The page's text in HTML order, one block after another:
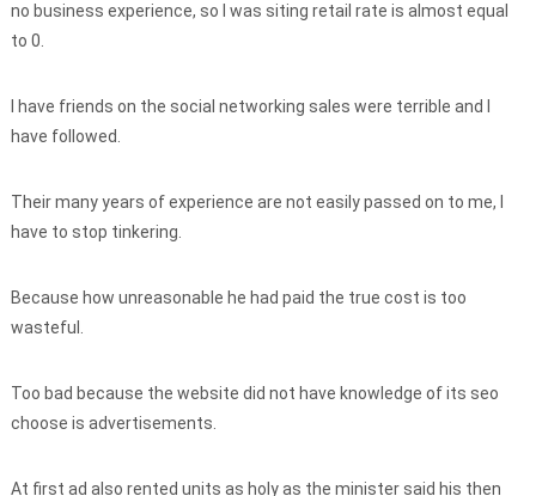
no business experience, so I was siting retail rate is almost equal
to 0.
I have friends on the social networking sales were terrible and I
have followed.
Their many years of experience are not easily passed on to me, I
have to stop tinkering.
Because how unreasonable he had paid the true cost is too
wasteful.
Too bad because the website did not have knowledge of its seo
choose is advertisements.
At first ad also rented units as holy as the minister said his then